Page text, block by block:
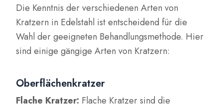
Die Kenntnis der verschiedenen Arten von
Kratzern in Edelstahl ist entscheidend für die
Wahl der geeigneten Behandlungsmethode. Hier
sind einige gängige Arten von Kratzern:
Oberflächenkratzer
Flache Kratzer: Flache Kratzer sind die